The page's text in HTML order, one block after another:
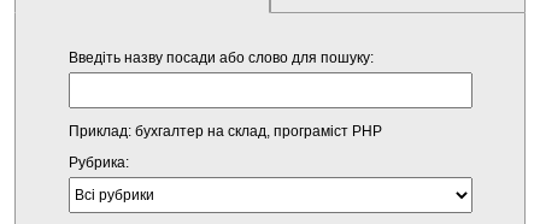
Введіть назву посади або слово для пошуку:
Приклад: бухгалтер на склад, програміст PHP
Рубрика: